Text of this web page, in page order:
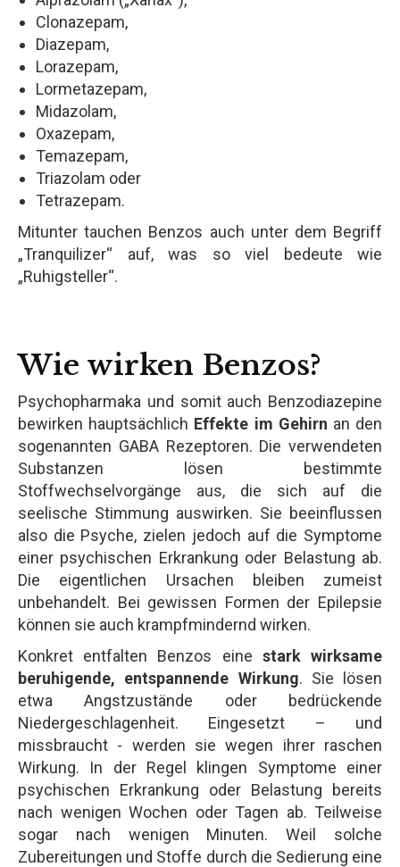
Clonazepam,
Diazepam,
Lorazepam,
Lormetazepam,
Midazolam,
Oxazepam,
Temazepam,
Triazolam oder
Tetrazepam.
Mitunter tauchen Benzos auch unter dem Begriff
„Tranquilizer“ auf, was so viel bedeute wie
„Ruhigsteller“.
Wie wirken Benzos?
Psychopharmaka und somit auch Benzodiazepine
bewirken hauptsächlich Effekte im Gehirn an den
sogenannten GABA Rezeptoren. Die verwendeten
Substanzen lösen bestimmte
Stoffwechselvorgänge aus, die sich auf die
seelische Stimmung auswirken. Sie beeinflussen
also die Psyche, zielen jedoch auf die Symptome
einer psychischen Erkrankung oder Belastung ab.
Die eigentlichen Ursachen bleiben zumeist
unbehandelt. Bei gewissen Formen der Epilepsie
können sie auch krampfmindernd wirken.
Konkret entfalten Benzos eine stark wirksame
beruhigende, entspannende Wirkung. Sie lösen
etwa Angstzustände oder bedrückende
Niedergeschlagenheit. Eingesetzt – und
missbraucht - werden sie wegen ihrer raschen
Wirkung. In der Regel klingen Symptome einer
psychischen Erkrankung oder Belastung bereits
nach wenigen Wochen oder Tagen ab. Teilweise
sogar nach wenigen Minuten. Weil solche
Zubereitungen und Stoffe durch die Sedierung eine